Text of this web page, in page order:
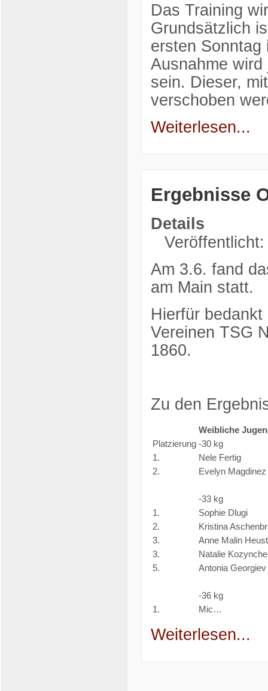
Das Training
Grundsätzlich
ersten Sonntag
Ausnahme
sein. Dieser,
verschoben
Weiterlesen...
Ergebnisse
Details
Am 3.6. fand
am Main statt.
Hierfür
Vereinen TSG
1860.
Zu den
Weibliche
Platzierung -30 kg
1.
Nele Fertig
2.
Evelyn Magdinez
-33 kg
1.
Sophie Dlugi
2.
Kristina
3.
Anne Malin
3.
Natalie
5.
Antonia Georgiev
-36 kg
1.
Mic…
Weiterlesen...